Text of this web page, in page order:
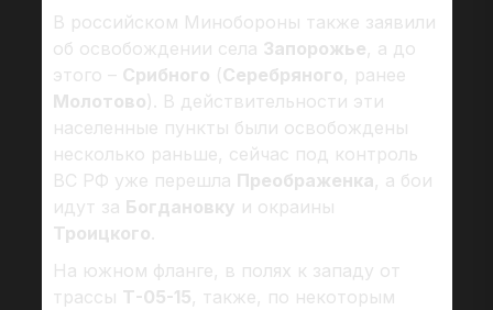
В российском Минобороны также заявили
об освобождении села Запорожье, а до
этого – Срибного ( Серебряного, ранее
Молотово). В действительности эти
населенные пункты были освобождены
несколько раньше, сейчас под контроль
ВС РФ уже перешла Преображенка, а бои
идут за Богдановку и окраины
Троицкого.
На южном фланге, в полях к западу от
трассы Т-05-15, также, по некоторым